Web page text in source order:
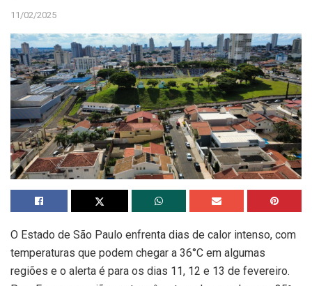
11/02/2025
O Estado de São Paulo enfrenta dias de calor intenso, com
temperaturas que podem chegar a 36°C em algumas
regiões e o alerta é para os dias 11, 12 e 13 de fevereiro.